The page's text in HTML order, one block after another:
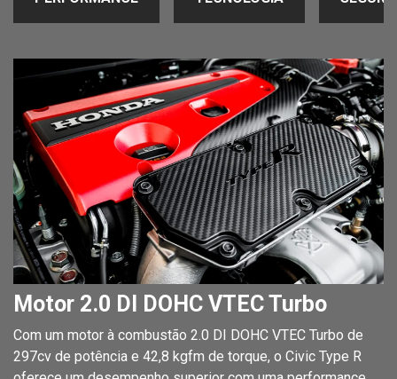
Motor 2.0 DI DOHC VTEC Turbo
Com um motor à combustão 2.0 DI DOHC VTEC Turbo de
297cv de potência e 42,8 kgfm de torque, o Civic Type R